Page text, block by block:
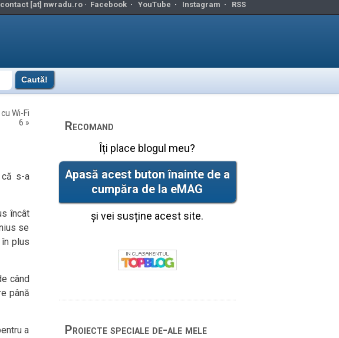
contact [at] nwradu.ro · Facebook· YouTube · Instagram · RSS
Wi-Fi
6 »
că s-a
încât
se
plus
când
până
a
Recomand
Îți place blogul meu?
Apasă acest buton înainte de a
cumpăra de la eMAG
și vei susține acest site.
Proiecte speciale de-ale mele